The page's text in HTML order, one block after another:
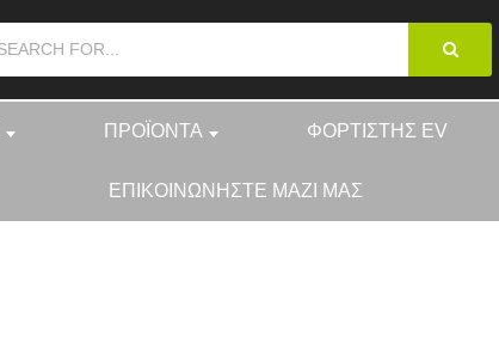
ΠΡΟΪΌΝΤΑ ΦΟΡΤΙΣΤΉΣ EV
ΕΠΙΚΟΙΝΩΝΉΣΤΕ ΜΑΖΊ ΜΑΣ